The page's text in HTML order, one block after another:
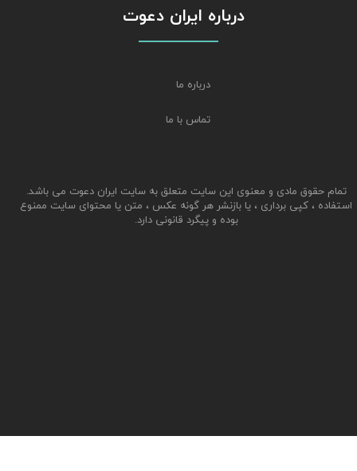
تمام حقوق مادی و معنوی این سایت متعلق به سایت ایران دعوت می باشد.
استفاده ، کپی برداری ، یا بازنشر هر گونه عکس ، متن یا محتوای سایت ممنوع
بوده و پیگرد قانونی دارد.
درباره ایران دعوت
درباره ما
تماس با ما